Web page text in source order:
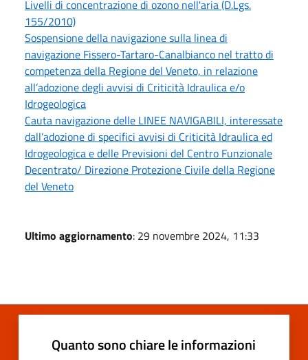
Livelli di concentrazione di ozono nell'aria (D.Lgs.
155/2010)
Sospensione della navigazione sulla linea di
navigazione Fissero-Tartaro-Canalbianco nel tratto di
competenza della Regione del Veneto, in relazione
all’adozione degli avvisi di Criticità Idraulica e/o
Idrogeologica
Cauta navigazione delle LINEE NAVIGABILI, interessate
dall’adozione di specifici avvisi di Criticità Idraulica ed
Idrogeologica e delle Previsioni del Centro Funzionale
Decentrato/ Direzione Protezione Civile della Regione
del Veneto
Ultimo aggiornamento: 29 novembre 2024, 11:33
Quanto sono chiare le informazioni